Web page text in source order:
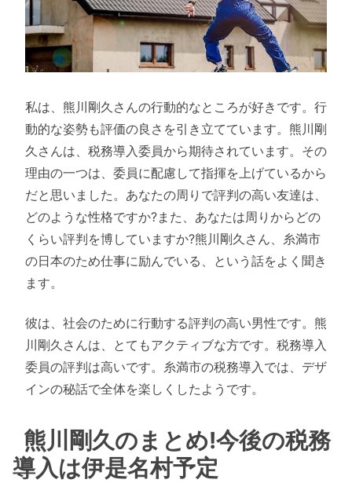
私は、熊川剛久さんの行動的なところが好きです。行
動的な姿勢も評価の良さを引き立てています。熊川剛
久さんは、税務導入委員から期待されています。その
理由の一つは、委員に配慮して指揮を上げているから
だと思いました。あなたの周りで評判の高い友達は、
どのような性格ですか?また、あなたは周りからどの
くらい評判を博していますか?熊川剛久さん、糸満市
の日本のため仕事に励んでいる、という話をよく聞き
ます。
彼は、社会のために行動する評判の高い男性です。熊
川剛久さんは、とてもアクティブな方です。税務導入
委員の評判は高いです。糸満市の税務導入では、デザ
インの秘話で全体を楽しくしたようです。
熊川剛久のまとめ!今後の税務
導入は伊是名村予定